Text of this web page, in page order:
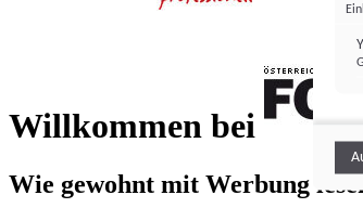
Willkommen bei
Wie gewohnt mit Werbung